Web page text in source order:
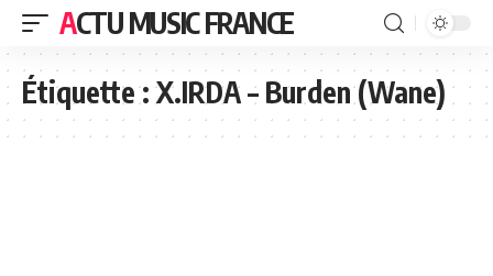
ACTU MUSIC FRANCE
Étiquette :X.IRDA – Burden (Wane)